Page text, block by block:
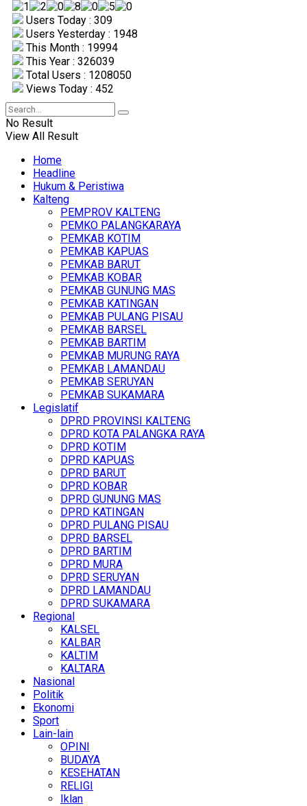
Users Today : 309
Users Yesterday : 1948
This Month : 19994
This Year : 326039
Total Users : 1208050
Views Today : 452
No Result
View All Result
Home
Headline
Hukum & Peristiwa
Kalteng
PEMPROV KALTENG
PEMKO PALANGKARAYA
PEMKAB KOTIM
PEMKAB KAPUAS
PEMKAB BARUT
PEMKAB KOBAR
PEMKAB GUNUNG MAS
PEMKAB KATINGAN
PEMKAB PULANG PISAU
PEMKAB BARSEL
PEMKAB BARTIM
PEMKAB MURUNG RAYA
PEMKAB LAMANDAU
PEMKAB SERUYAN
PEMKAB SUKAMARA
Legislatif
DPRD PROVINSI KALTENG
DPRD KOTA PALANGKA RAYA
DPRD KOTIM
DPRD KAPUAS
DPRD BARUT
DPRD KOBAR
DPRD GUNUNG MAS
DPRD KATINGAN
DPRD PULANG PISAU
DPRD BARSEL
DPRD BARTIM
DPRD MURA
DPRD SERUYAN
DPRD LAMANDAU
DPRD SUKAMARA
Regional
KALSEL
KALBAR
KALTIM
KALTARA
Nasional
Politik
Ekonomi
Sport
Lain-lain
OPINI
BUDAYA
KESEHATAN
RELIGI
Iklan